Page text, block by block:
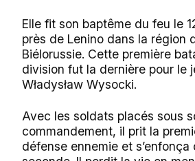
Elle fit son baptême du feu le
près de Lenino dans la région
Biélorussie. Cette première
division fut la dernière pour le
Władysław Wysocki.
Avec les soldats placés sous
commandement, il prit la
défense ennemie et s’enfonça